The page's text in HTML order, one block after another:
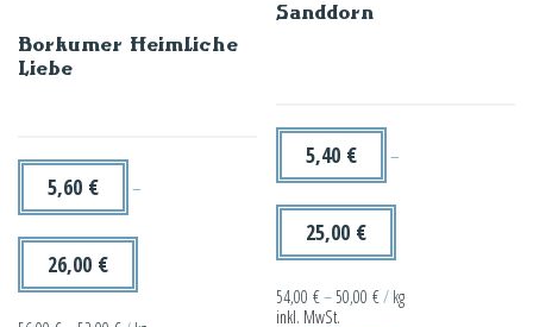
Borkumer Heimliche
Liebe
5,60 € –
26,00 €
Sanddorn
5,40 € –
25,00 €
54,00€– 50,00€/ kg
inkl. MwSt.